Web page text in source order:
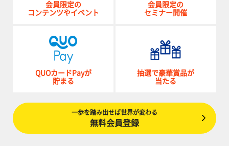
会員限定の
コンテンツやイベント
会員限定の
セミナー開催
QUOカードPayが
貯まる
抽選で豪華賞品が
当たる
一歩を踏み出せば世界が変わる
無料会員登録